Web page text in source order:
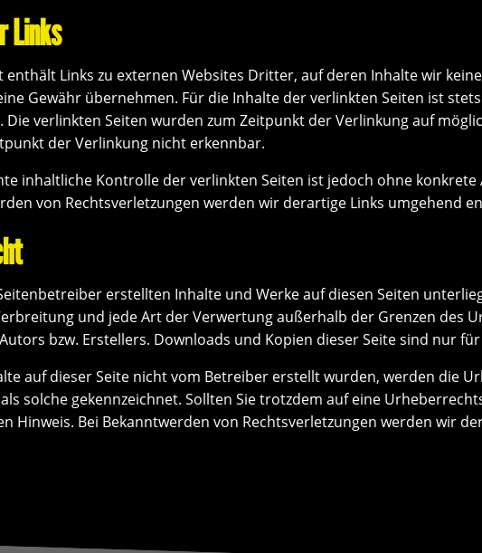
Links
enthält Links zu externen Websites Dritter, auf deren Inhalte wir
Gewähr übernehmen. Für die Inhalte der verlinkten Seiten ist
verlinkten Seiten wurden zum Zeitpunkt der Verlinkung auf
der Verlinkung nicht erkennbar.
inhaltliche Kontrolle der verlinkten Seiten ist jedoch ohne
von Rechtsverletzungen werden wir derartige Links umgehend
erstellten Inhalte und Werke auf diesen Seiten
und jede Art der Verwertung außerhalb der Grenzen des
bzw. Erstellers. Downloads und Kopien dieser Seite sind nur
auf dieser Seite nicht vom Betreiber erstellt wurden, werden die
solche gekennzeichnet. Sollten Sie trotzdem auf eine
Hinweis. Bei Bekanntwerden von Rechtsverletzungen werden wir